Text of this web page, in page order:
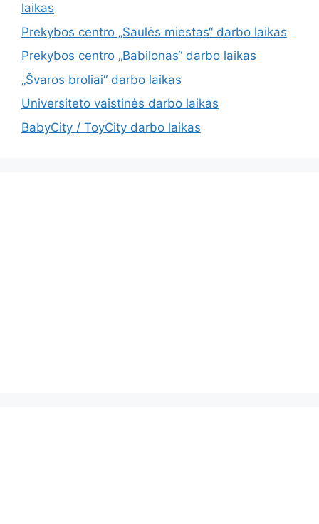
laikas
Prekybos centro „Saulės miestas“ darbo laikas
Prekybos centro „Babilonas“ darbo laikas
„Švaros broliai“ darbo laikas
Universiteto vaistinės darbo laikas
BabyCity / ToyCity darbo laikas